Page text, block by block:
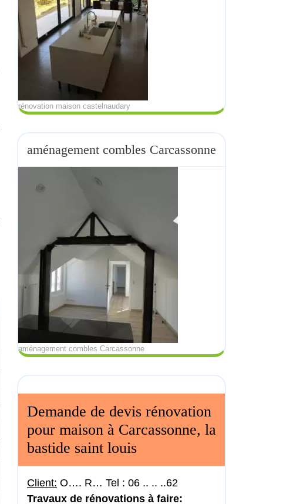
rénovation maison castelnaudary
aménagement combles Carcassonne
aménagement combles Carcassonne
Demande de devis rénovation
pour maison à Carcassonne, la
bastide saint louis
Client: O…. R… Tel : 06 .. .. ..62
Travaux de rénovations à faire: